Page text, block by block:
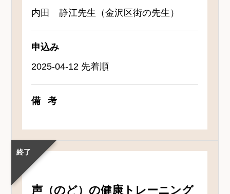
内田 静江先生（金沢区街の先生）
申込み
2025-04-12 先着順
備考
終了
声（のど）の健康トレーニング